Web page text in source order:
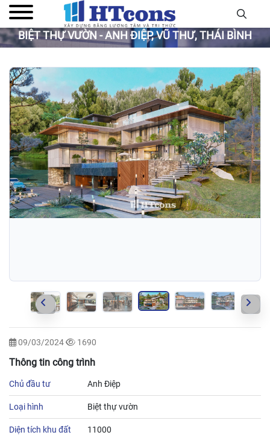
BIỆT THỰ VƯỜN - ANH ĐIỆP, VŨ THƯ, THÁI BÌNH
09/03/2024 1690
Thông tin công trình
Chủ đầu tư Anh Điệp
Loại hình Biệt thự vườn
Diện tích khu đất 11000